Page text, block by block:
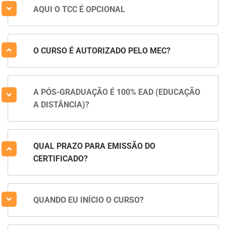
AQUI O TCC É OPCIONAL
O CURSO É AUTORIZADO PELO MEC?
A PÓS-GRADUAÇÃO É 100% EAD (EDUCAÇÃO
A DISTÂNCIA)?
QUAL PRAZO PARA EMISSÃO DO
CERTIFICADO?
QUANDO EU INÍCIO O CURSO?